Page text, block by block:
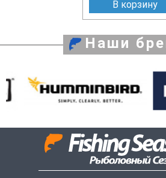
В корзину
Наши